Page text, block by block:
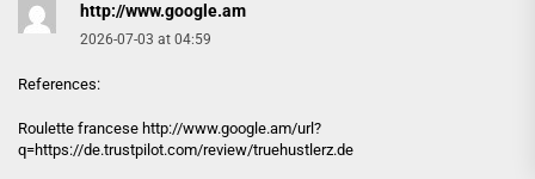
http://www.google.am
2026-07-03 at 04:59
References:
Roulette francese http://www.google.am/url?
q=https://de.trustpilot.com/review/truehustlerz.de